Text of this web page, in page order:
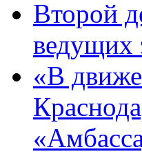
Второй
ведущих
«В